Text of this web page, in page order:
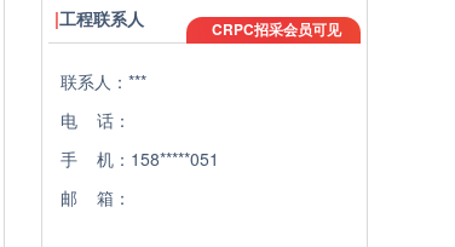
工程联系人 CRPC招采会员可见
联系人：***
电 话：
手 机：158*****051
邮 箱：